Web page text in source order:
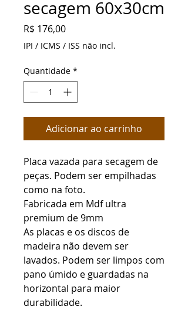
secagem 60x30cm
R$ 176,00Preço
IPI / ICMS / ISS não incl.
Quantidade *
Adicionar ao carrinho
Placa vazada para secagem de
peças. Podem ser empilhadas
como na foto.
Fabricada em Mdf ultra
premium de 9mm
As placas e os discos de
madeira não devem ser
lavados. Podem ser limpos com
pano úmido e guardadas na
horizontal para maior
durabilidade.